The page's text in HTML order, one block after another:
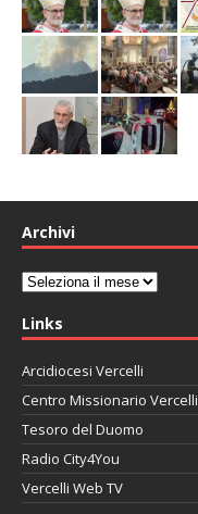
Archivi
Archivi
Links
Arcidiocesi Vercelli
Centro Missionario Vercelli
Tesoro del Duomo
Radio City4You
Vercelli Web TV